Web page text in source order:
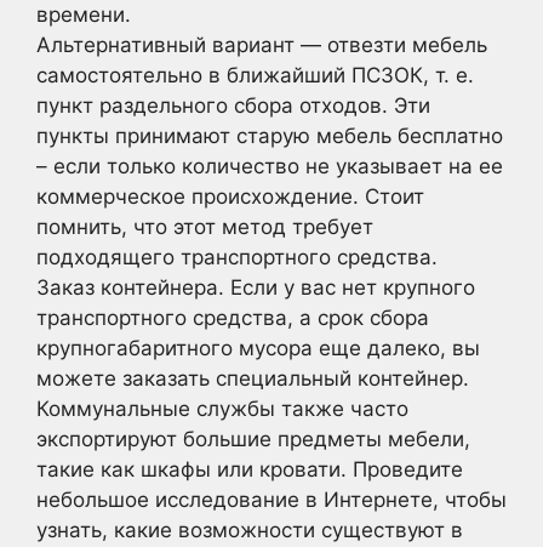
времени.
Альтернативный вариант — отвезти мебель
самостоятельно в ближайший ПСЗОК, т. е.
пункт раздельного сбора отходов. Эти
пункты принимают старую мебель бесплатно
– если только количество не указывает на ее
коммерческое происхождение. Стоит
помнить, что этот метод требует
подходящего транспортного средства.
Заказ контейнера. Если у вас нет крупного
транспортного средства, а срок сбора
крупногабаритного мусора еще далеко, вы
можете заказать специальный контейнер.
Коммунальные службы также часто
экспортируют большие предметы мебели,
такие как шкафы или кровати. Проведите
небольшое исследование в Интернете, чтобы
узнать, какие возможности существуют в